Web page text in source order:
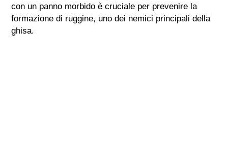
con un panno morbido è cruciale per prevenire la
formazione di ruggine, uno dei nemici principali della
ghisa.